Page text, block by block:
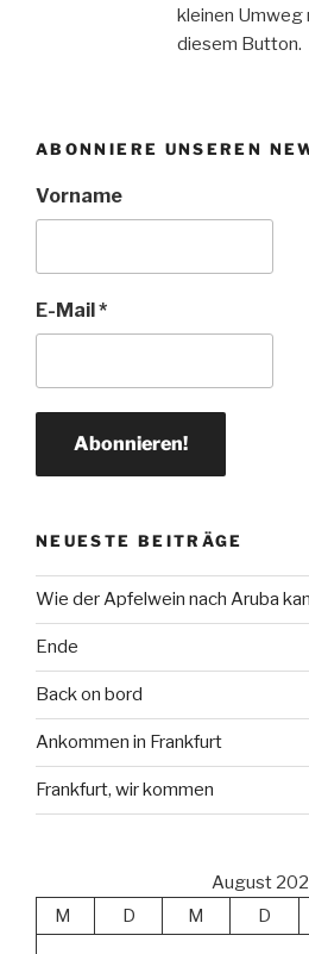
kleinen Umweg
diesem Button.
ABONNIERE UNSEREN
Vorname
E-Mail*
NEUESTE BEITRÄGE
Wie der Apfelwein nach Aruba
Ende
Back on bord
Ankommen in Frankfurt
Frankfurt, wir kommen
August
M
D M D